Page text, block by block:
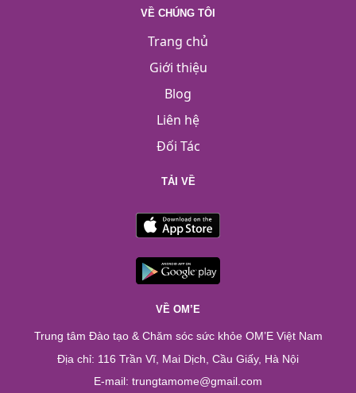
VỀ CHÚNG TÔI
Trang chủ
Giới thiệu
Blog
Liên hệ
Đối Tác
TẢI VỀ
VỀ OM’E
Trung tâm Đào tạo & Chăm sóc sức khỏe OM’E Việt Nam
Địa chỉ: 116 Trần Vĩ, Mai Dịch, Cầu Giấy, Hà Nội
E-mail: trungtamome@gmail.com